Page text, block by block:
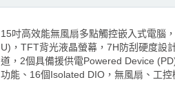
15吋高效能無風扇多點觸控嵌入式電
U)，TFT背光液晶螢幕，7H防刮硬度設
道，2個具備援供電Powered Device
功能、16個Isolated DIO，無風扇、工控